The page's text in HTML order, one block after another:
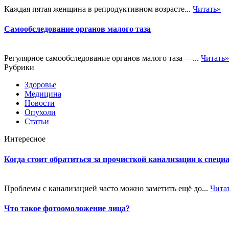
Каждая пятая женщина в репродуктивном возрасте... Читать»
Самообследование органов малого таза
Регулярное самообследование органов малого таза —... Читать»
Рубрики
Здоровье
Медицина
Новости
Опухоли
Статьи
Интересное
Когда стоит обратиться за прочисткой канализации к
Проблемы с канализацией часто можно заметить ещё до...
Что такое фотоомоложение лица?